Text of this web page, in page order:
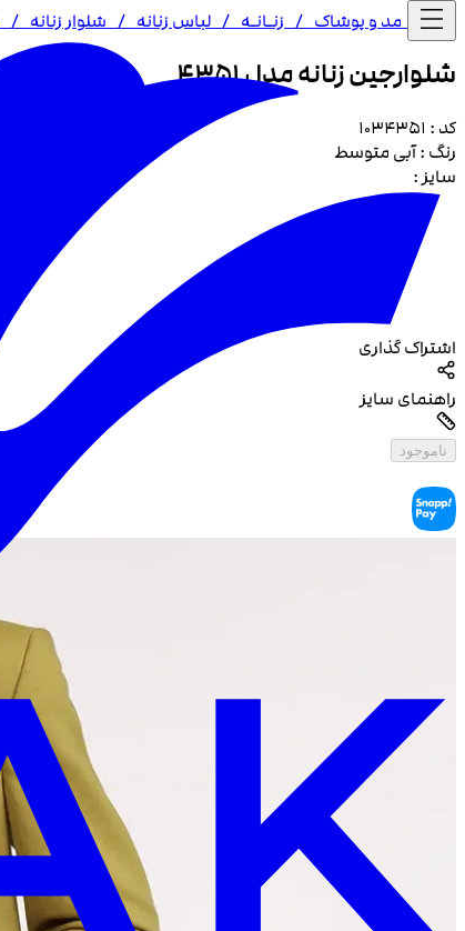
خانه / مد و پوشاک / زنـا‌نـه / لباس زنانه / شلوار زنانه /
شلوارجین زنانه مدل 4351
کد : 1034351
رنگ :آبی متوسط
سایز :
اشتراک گذاری
راهنمای سایز
ناموجود